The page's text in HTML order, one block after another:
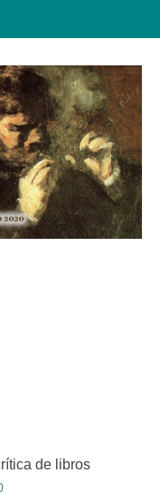
de libros